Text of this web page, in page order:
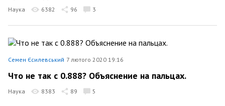
Наука 6382 96 3
Семен Єсилевський 7 лютого 2020 19:16
Что не так с 0.888? Объяснение на пальцах.
Наука 8383 89 5